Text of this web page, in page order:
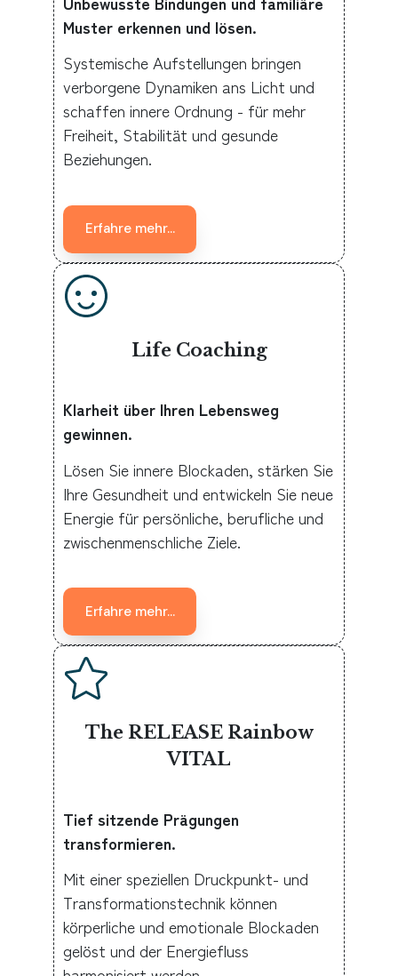
Muster erkennen und lösen.
Systemische Aufstellungen bringen
verborgene Dynamiken ans Licht und
schaffen innere Ordnung - für mehr
Freiheit, Stabilität und gesunde
Beziehungen.
Erfahre mehr...
Life Coaching
Klarheit über Ihren Lebensweg
gewinnen.
Lösen Sie innere Blockaden, stärken Sie
Ihre Gesundheit und entwickeln Sie neue
Energie für persönliche, berufliche und
zwischenmenschliche Ziele.
Erfahre mehr...
The RELEASE Rainbow
VITAL
Tief sitzende Prägungen
transformieren.
Mit einer speziellen Druckpunkt- und
Transformationstechnik können
körperliche und emotionale Blockaden
gelöst und der Energiefluss